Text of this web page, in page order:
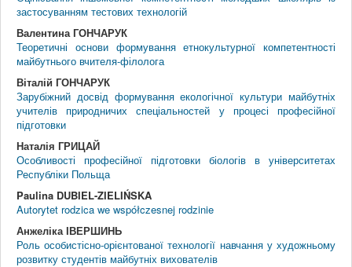
застосуванням тестових технологій
Валентина ГОНЧАРУК
Теоретичні основи формування етнокультурної компетентності
майбутнього вчителя-філолога
Віталій ГОНЧАРУК
Зарубіжний досвід формування екологічної культури майбутніх
учителів природничих спеціальностей у процесі професійної
підготовки
Наталія ГРИЦАЙ
Особливості професійної підготовки біологів в університетах
Республіки Польща
Paulina DUBIEL-ZIELIŃSKA
Autorytet rodzica we współczesnej rodzinie
Анжеліка ІВЕРШИНЬ
Роль особистісно-орієнтованої технології навчання у художньому
розвитку студентів майбутніх вихователів